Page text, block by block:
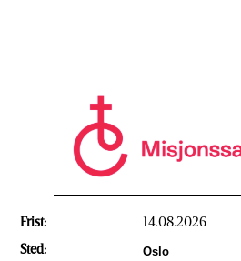
Frist:
14.08.2026
Sted:
Oslo